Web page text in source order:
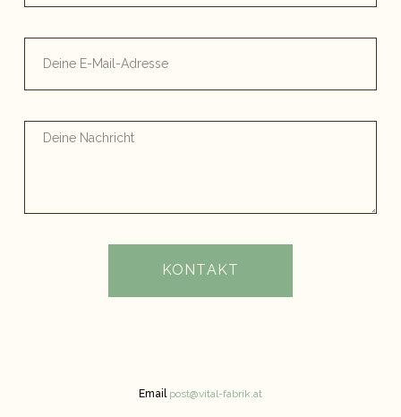
KONTAKT
Email post@vital-fabrik.at